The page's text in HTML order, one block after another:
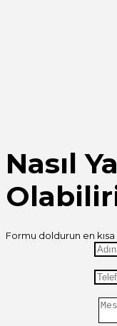
Nasıl
Formu doldurun en